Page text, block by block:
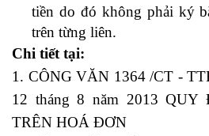
tiền do đó không phải ký
trên từng liên.
Chi tiết tại:
1. CÔNG VĂN 1364 /CT -
12 tháng 8 năm 2013
TRÊN HOÁ ĐƠN